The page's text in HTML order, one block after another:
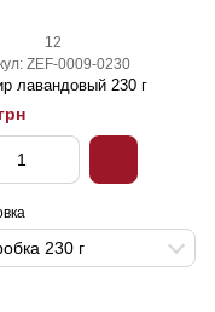
12
ZEF-0009-0230
лавандовый 230 г
230 г